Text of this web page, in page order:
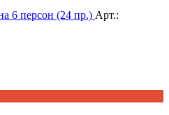
6 персон (24 пр.) Арт.: